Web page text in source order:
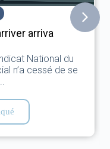
arriva
National du
n’a cessé de se